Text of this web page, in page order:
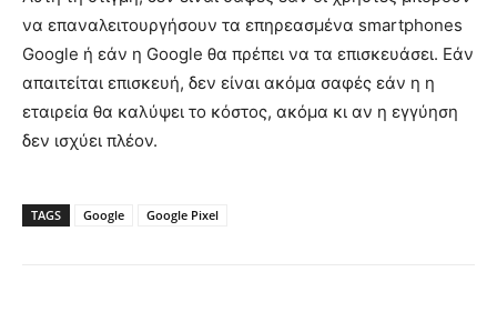
να επαναλειτουργήσουν τα επηρεασμένα smartphones
Google ή εάν η Google θα πρέπει να τα επισκευάσει. Εάν
απαιτείται επισκευή, δεν είναι ακόμα σαφές εάν η η
εταιρεία θα καλύψει το κόστος, ακόμα κι αν η εγγύηση
δεν ισχύει πλέον.
TAGS Google Google Pixel